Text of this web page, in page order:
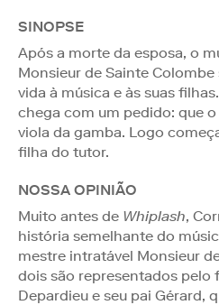
SINOPSE
Após a morte da esposa, o
Monsieur de Sainte Colombe
vida à música e às suas
chega com um pedido: que
viola da gamba. Logo
filha do tutor.
NOSSA OPINIÃO
Muito antes de Whiplash,
história semelhante do
mestre intratável Monsieur
dois são representados pelo
Depardieu e seu pai Gérard,